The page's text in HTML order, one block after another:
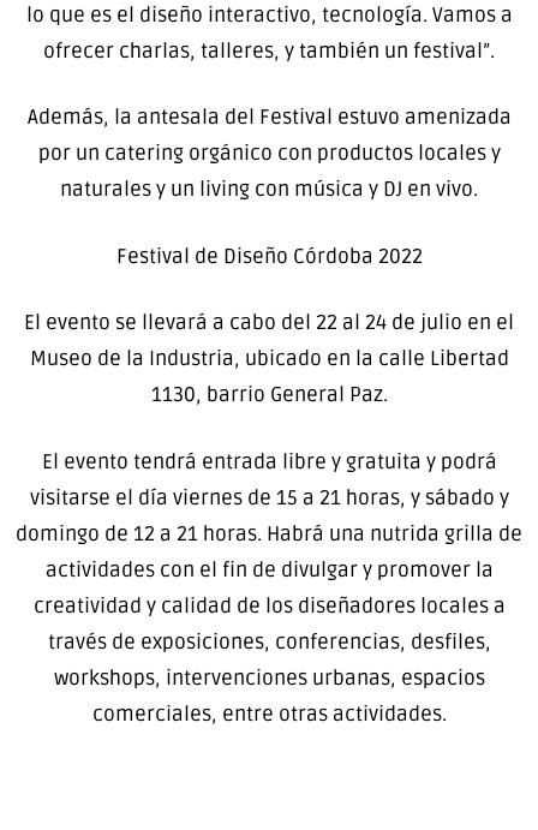
lo que es el diseño interactivo, tecnología. Vamos a
ofrecer charlas, talleres, y también un festival”.
Además, la antesala del Festival estuvo amenizada
por un catering orgánico con productos locales y
naturales y un living con música y DJ en vivo.
Festival de Diseño Córdoba 2022
El evento se llevará a cabo del 22 al 24 de julio en el
Museo de la Industria, ubicado en la calle Libertad
1130, barrio General Paz.
El evento tendrá entrada libre y gratuita y podrá
visitarse el día viernes de 15 a 21 horas, y sábado y
domingo de 12 a 21 horas. Habrá una nutrida grilla de
actividades con el fin de divulgar y promover la
creatividad y calidad de los diseñadores locales a
través de exposiciones, conferencias, desfiles,
workshops, intervenciones urbanas, espacios
comerciales, entre otras actividades.